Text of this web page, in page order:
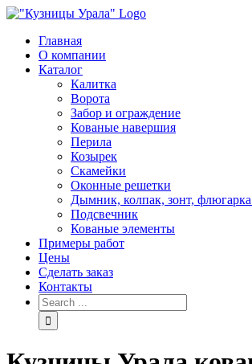
Skip
contentГлавная
О компании
Каталог
Калитка
Ворота
Забор и ограждение
Кованые навершия
Перила
Козырек
Скамейки
Оконные решетки
Дымник, колпак, зонт,
Подсвечник
Кованые элементы
Примеры работ
Цены
Сделать заказ
Контакты
Search
for: